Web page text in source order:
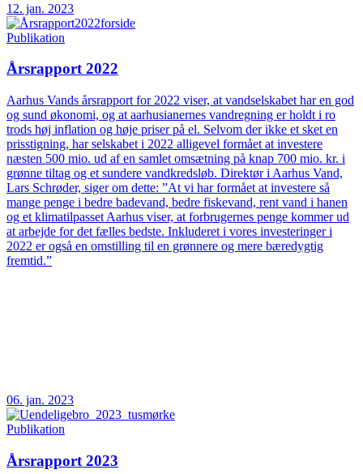
12. jan. 2023
Publikation
Årsrapport 2022
Aarhus Vands årsrapport for 2022 viser, at vandselskabet har en god
og sund økonomi, og at aarhusianernes vandregning er holdt i ro
trods høj inflation og høje priser på el. Selvom der ikke et sket en
prisstigning, har selskabet i 2022 alligevel formået at investere
næsten 500 mio. ud af en samlet omsætning på knap 700 mio. kr. i
grønne tiltag og et sundere vandkredsløb. Direktør i Aarhus Vand,
Lars Schrøder, siger om dette: ”At vi har formået at investere så
mange penge i bedre badevand, bedre fiskevand, rent vand i hanen
og et klimatilpasset Aarhus viser, at forbrugernes penge kommer ud
at arbejde for det fælles bedste. Inkluderet i vores investeringer i
2022 er også en omstilling til en grønnere og mere bæredygtig
fremtid.”
06. jan. 2023
Publikation
Årsrapport 2023